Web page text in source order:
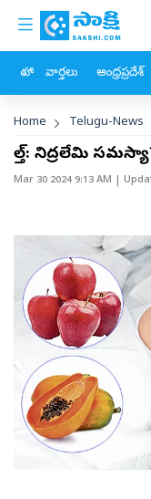
Skip to main content
custom menu
హోం వార్తలు ఆంధ్రప్రదేశ్
Breadcrumb
Home Telugu-News
హెల్త్‌: నిద్రలేమి
Mar 30 2024 9:13 AM |